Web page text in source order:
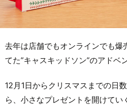
去年は店舗でもオンラインでも爆
てた”キャスキッドソン”のアドベ
12月1日からクリスマスまでの日
ら、小さなプレゼントを開けてい